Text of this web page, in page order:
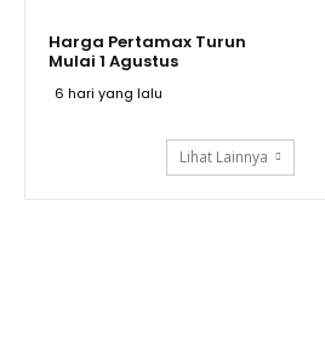
Harga Pertamax Turun
Mulai 1 Agustus
6 hari yang lalu
Lihat Lainnya